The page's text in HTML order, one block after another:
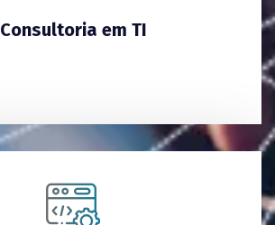
Consultoria em TI